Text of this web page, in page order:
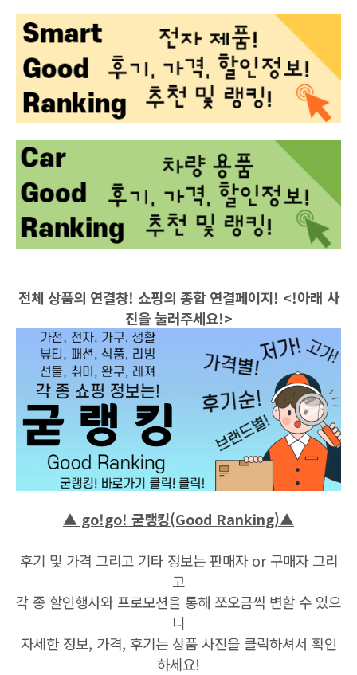
전체 상품의 연결창! 쇼핑의 종합 연결페이지! <!아래 사
진을 눌러주세요!>
▲ go!go! 굳랭킹(Good Ranking)▲
후기 및 가격 그리고 기타 정보는 판매자 or 구매자 그리
고
각 종 할인행사와 프로모션을 통해 쪼오금씩 변할 수 있으
니
자세한 정보, 가격, 후기는 상품 사진을 클릭하셔서 확인
하세요!